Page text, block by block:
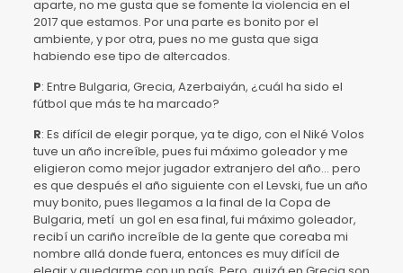
aparte, no me gusta que se fomente la violencia en el
2017 que estamos. Por una parte es bonito por el
ambiente, y por otra, pues no me gusta que siga
habiendo ese tipo de altercados.
P: Entre Bulgaria, Grecia, Azerbaiyán, ¿cuál ha sido el
fútbol que más te ha marcado?
R: Es difícil de elegir porque, ya te digo, con el Niké Volos
tuve un año increíble, pues fui máximo goleador y me
eligieron como mejor jugador extranjero del año… pero
es que después el año siguiente con el Levski, fue un año
muy bonito, pues llegamos a la final de la Copa de
Bulgaria, metí un gol en esa final, fui máximo goleador,
recibí un cariño increíble de la gente que coreaba mi
nombre allá donde fuera, entonces es muy difícil de